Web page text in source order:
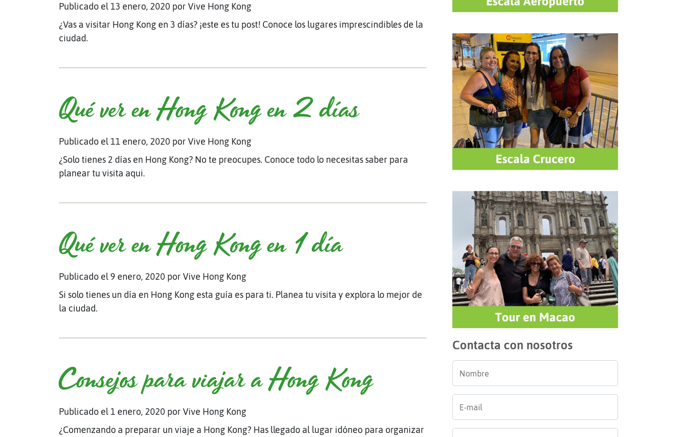
Publicado el 13 enero, 2020 por Vive Hong Kong
¿Vas a visitar Hong Kong en 3 días? ¡este es tu post! Conoce los lugares imprescindibles de la
ciudad.
Qué ver en Hong Kong en 2 días
Publicado el 11 enero, 2020 por Vive Hong Kong
¿Solo tienes 2 días en Hong Kong? No te preocupes. Conoce todo lo necesitas saber para
planear tu visita aqui.
Qué ver en Hong Kong en 1 día
Publicado el 9 enero, 2020 por Vive Hong Kong
Si solo tienes un día en Hong Kong esta guía es para ti. Planea tu visita y explora lo mejor de
la ciudad.
Consejos para viajar a Hong Kong
Publicado el 1 enero, 2020 por Vive Hong Kong
¿Comenzando a preparar un viaje a Hong Kong? Has llegado al lugar idóneo para organizar
Contacta con nosotros
mail *